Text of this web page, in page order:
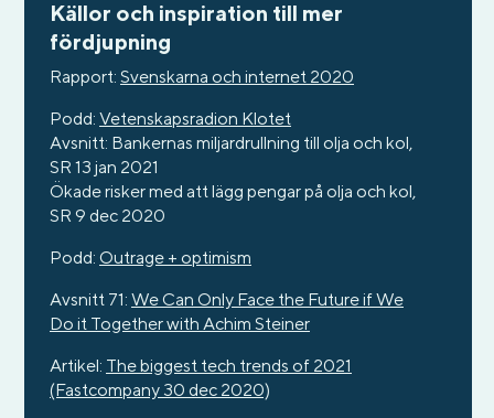
Källor och inspiration till mer
fördjupning
Rapport: Svenskarna och internet 2020
Podd: Vetenskapsradion Klotet
Avsnitt: Bankernas miljardrullning till olja och kol,
SR 13 jan 2021
Ökade risker med att lägg pengar på olja och kol,
SR 9 dec 2020
Podd: Outrage + optimism
Avsnitt 71: We Can Only Face the Future if We
Do it Together with Achim Steiner
Artikel: The biggest tech trends of 2021
(Fastcompany 30 dec 2020)